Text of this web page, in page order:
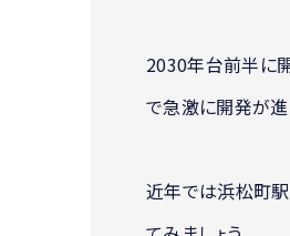
2030年台前半に
で急激に開発が進
近年では浜松町